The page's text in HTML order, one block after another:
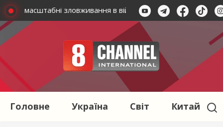
масштабні зловживання в військовому обліку У
Головне Україна Світ Китай